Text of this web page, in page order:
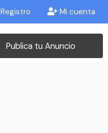
Registro Mi cuenta
Publica tu Anuncio